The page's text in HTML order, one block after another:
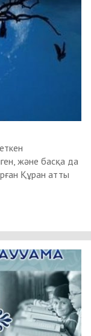
және басқа да
Құран атты